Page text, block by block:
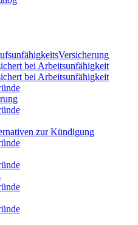
bei Arbeitsunfähigkeit
bei Arbeitsunfähigkeit
zur Kündigung